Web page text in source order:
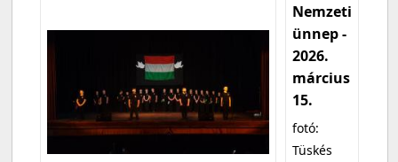
Nemzeti
ünnep -
2026.
március
15.
fotó:
Tüskés